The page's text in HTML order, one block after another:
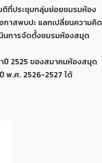
ติที่ประชุมกลุ่มย่อยชมรมห้อง
กาสพบปะ แลกเปลี่ยนความคิด
นการจัดตั้งชมรมห้องสมุด
ปี 2525 ของสมาคมห้องสมุด
พ.ศ. 2526-2527 ได้